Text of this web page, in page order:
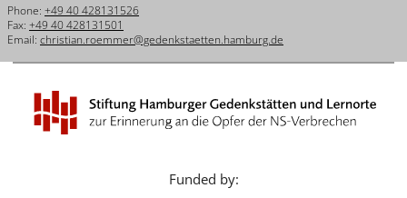
Dansk
Español
Italiano
Nederlands
Phone: +49 40 428131526
Fax: +49 40 428131501
Email: christian.roemmer@gedenkstaetten.hamburg.de
Funded by: